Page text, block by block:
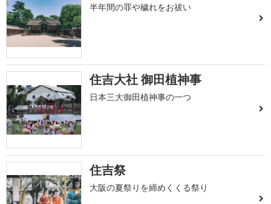
半年間の罪や穢れをお祓い
住吉大社 御田植神事
日本三大御田植神事の一つ
住吉祭
大阪の夏祭りを締めくくる祭り